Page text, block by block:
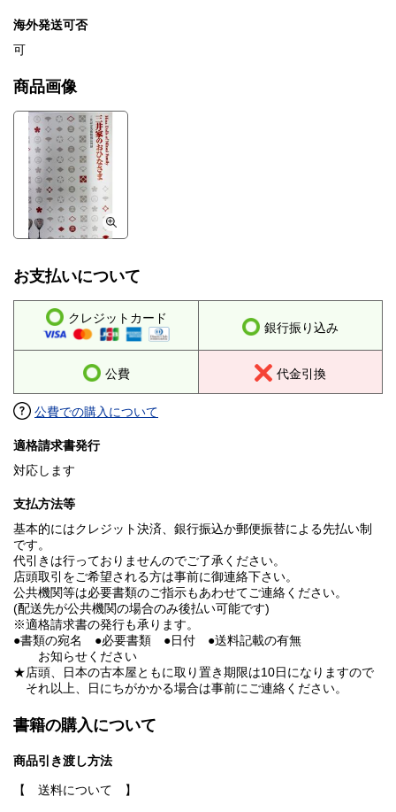
海外発送可否
可
商品画像
お支払いについて
クレジットカード
銀行振り込み
公費 代金引換
公費での購入について
適格請求書発行
対応します
支払方法等
基本的にはクレジット決済、銀行振込か郵便振替による先払い制
です。
代引きは行っておりませんのでご了承ください。
店頭取引をご希望される方は事前に御連絡下さい。
公共機関等は必要書類のご指示もあわせてご連絡ください。
(配送先が公共機関の場合のみ後払い可能です)
※適格請求書の発行も承ります。
●書類の宛名 ●必要書類 ●日付 ●送料記載の有無
お知らせください
★店頭、日本の古本屋ともに取り置き期限は10日になりますので
それ以上、日にちがかかる場合は事前にご連絡ください。
書籍の購入について
商品引き渡し方法
【 送料について 】